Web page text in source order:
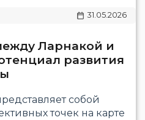
31.05.2026
Ларнакой и
развития
собой
точек на карте